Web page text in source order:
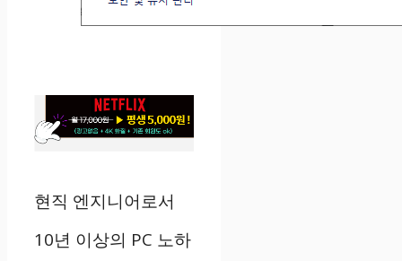
현직 엔지니어로서
10년 이상의 PC 노하